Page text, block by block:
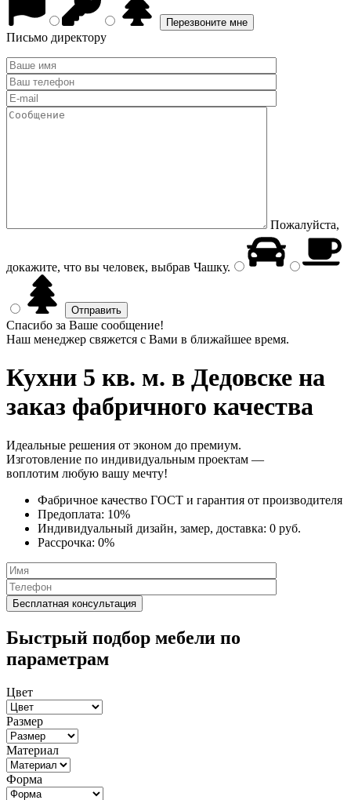
Письмо директору
Пожалуйста,
докажите, что вы человек, выбрав Чашку.
Спасибо за Ваше сообщение!
Наш менеджер свяжется с Вами в ближайшее время.
Кухни 5 кв. м. в Дедовске на
заказ фабричного качества
Идеальные решения от эконом до премиум.
Изготовление по индивидуальным проектам —
воплотим любую вашу мечту!
Фабричное качество ГОСТ и гарантия от производителя
Предоплата: 10%
Индивидуальный дизайн, замер, доставка: 0 руб.
Рассрочка: 0%
Быстрый подбор мебели по
параметрам
Цвет
Размер
Материал
Форма